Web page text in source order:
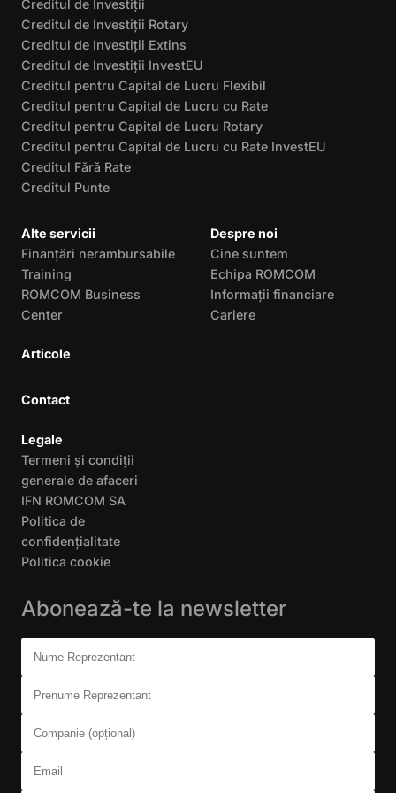
Creditul de Investiții
Creditul de Investiții Rotary
Creditul de Investiții Extins
Creditul de Investiții InvestEU
Creditul pentru Capital de Lucru Flexibil
Creditul pentru Capital de Lucru cu Rate
Creditul pentru Capital de Lucru Rotary
Creditul pentru Capital de Lucru cu Rate InvestEU
Creditul Fără Rate
Creditul Punte
Alte servicii
Finanțări nerambursabile
Training
ROMCOM Business
Center
Articole
Despre noi
Cine suntem
Echipa ROMCOM
Informații financiare
Cariere
Contact
Legale
Termeni și condiții
generale de afaceri
IFN ROMCOM SA
Politica de
confidențialitate
Politica cookie
Abonează-te la newsletter
Don't fill this out:
Nume Reprezentant
Prenume Reprezentant
Companie (opțional)
Email